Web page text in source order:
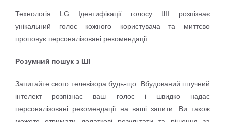
Технологія LG Ідентифікації голосу ШІ розпізнає
унікальний голос кожного користувача та миттєво
пропонує персоналізовані рекомендації.
Розумний пошук з ШІ
Запитайте свого телевізора будь-що. Вбудований штучний
інтелект розпізнає ваш голос і швидко надає
персоналізовані рекомендації на ваші запити. Ви також